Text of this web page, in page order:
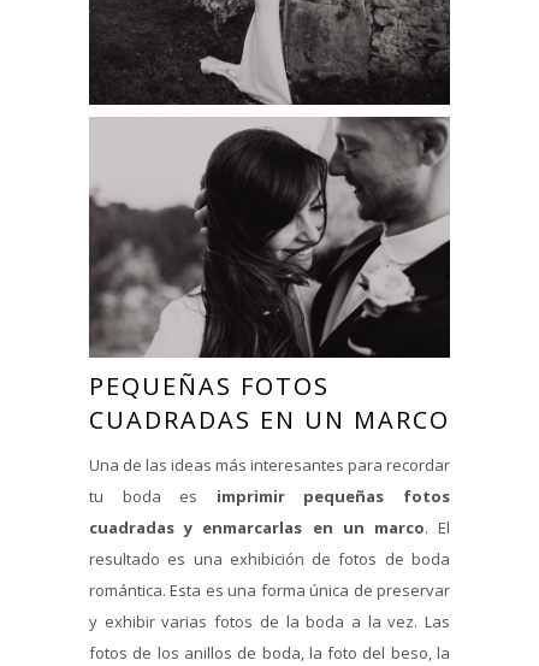
PEQUEÑAS FOTOS
CUADRADAS EN UN MARCO
Una de las ideas más interesantes para recordar
tu boda es imprimir pequeñas fotos
cuadradas y enmarcarlas en un marco. El
resultado es una exhibición de fotos de boda
romántica. Esta es una forma única de preservar
y exhibir varias fotos de la boda a la vez. Las
fotos de los anillos de boda, la foto del beso, la